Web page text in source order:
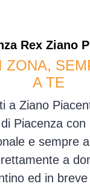
Rex Ziano
ZONA,
A TE
a Ziano
Piacenza con
e sempre
a
ed in